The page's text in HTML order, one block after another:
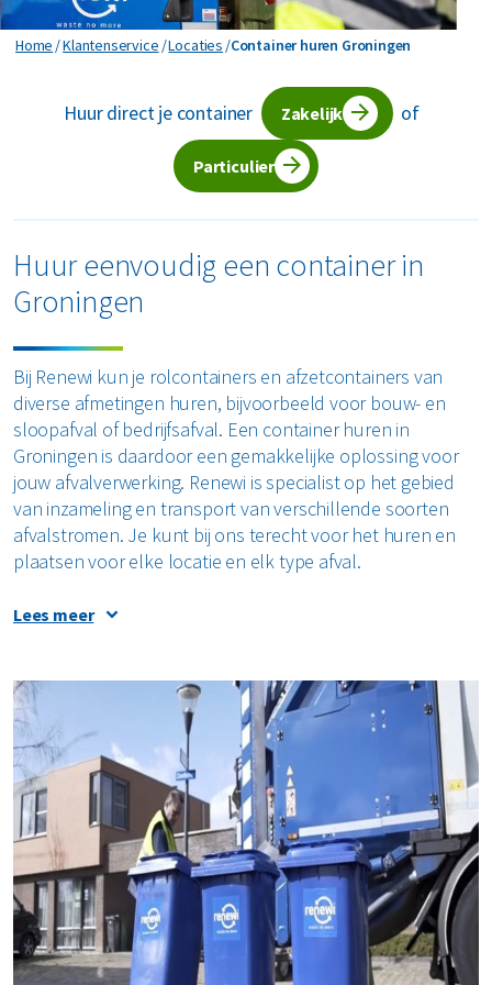
Horeca en recreatie
Industrie
Logistiek
Zakelijke dienstverlening
Interne inzamelmiddelen
Circulaire diensten
Circulair+
Gevaarlijk afval
Groen- en tuinafval
Matrassen
Papier en karton
PMD
Puin
Restafval
Mineralen
ons
Home Klantenservice Locaties Container huren Groningen
Container huren Groningen
Huur direct je container Zakelijk of
Particulier
Huur eenvoudig een container in
Groningen
Bij Renewi kun je rolcontainers en afzetcontainers van
diverse afmetingen huren, bijvoorbeeld voor bouw- en
sloopafval of bedrijfsafval. Een container huren in
Groningen is daardoor een gemakkelijke oplossing voor
jouw afvalverwerking. Renewi is specialist op het gebied
van inzameling en transport van verschillende soorten
afvalstromen. Je kunt bij ons terecht voor het huren en
plaatsen voor elke locatie en elk type afval.
Waarom een afvalcontainer huren in
Groningen?
Bij Renewi ben je aan het juiste adres voor het huren van
een afvalcontainer in Groningen. Je profiteert niet alleen
van onze professionele service, maar ook van ons
duurzaam afvalbeheer. Wij zorgen dat afval gescheiden
wordt ingezameld en daar zitten veel voordelen aan vast.
Het hergebruiken voorkomt afval, wat goed is voor het
milieu. Daarnaast wordt het gebruik van grondstoffen
vermindert en besparen we energie. Huur jij jouw
afvalcontainer bij Renewi, dan kun je ook gebruik maken
Lees meer